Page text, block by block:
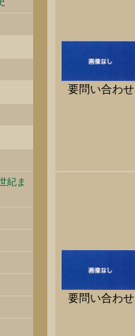
紀ま
要問い合わせ
要問い合わせ